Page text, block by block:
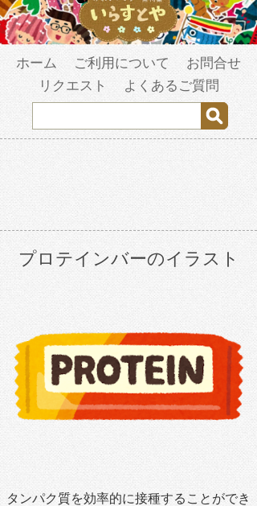
ホーム ご利用について
お問合せ
リクエスト
よくあるご質問
プロテインバーのイラスト
タンパク質を効率的に接種することができ